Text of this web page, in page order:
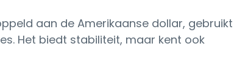
aan de Amerikaanse dollar, gebruikt
Het biedt stabiliteit, maar kent ook